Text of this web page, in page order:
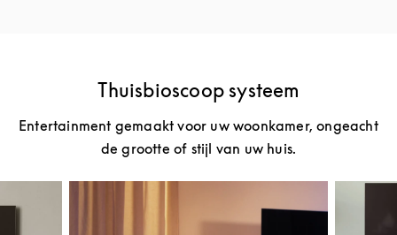
Thuisbioscoop systeem
Entertainment gemaakt voor uw woonkamer, ongeacht
de grootte of stijl van uw huis.